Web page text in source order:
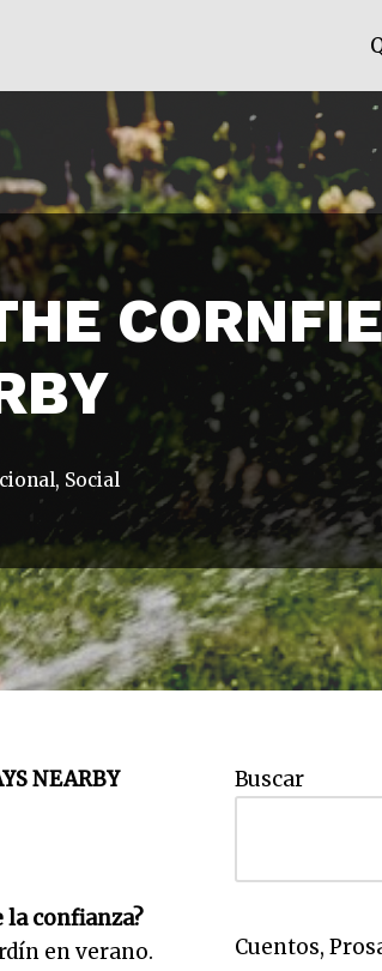
, Social
NEARBY
la confianza?
en verano.
Buscar
Cuentos,